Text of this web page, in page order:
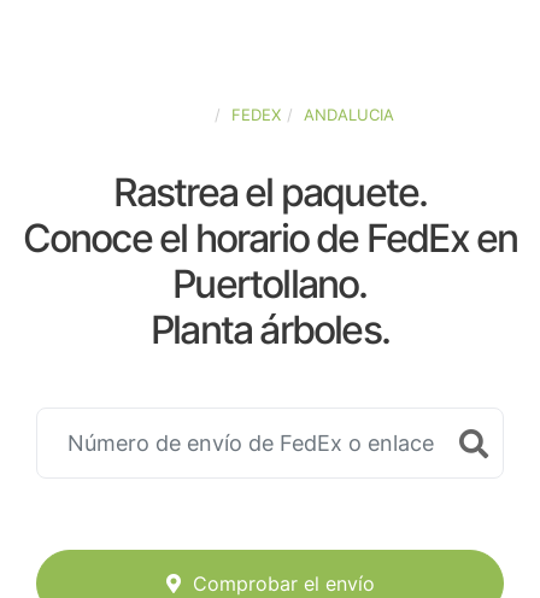
FEDEX ANDALUCIA
Rastrea el paquete.
Conoce el horario de FedEx en
Puertollano.
Planta árboles.
Comprobar el envío